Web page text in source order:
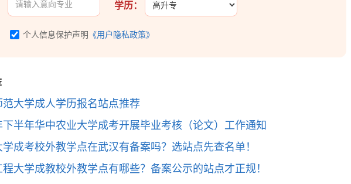
学历：
个人信息保护声明 《用户隐私政策》
范大学成人学历报名站点推荐
下半年华中农业大学成考开展毕业考核（论文）工作通知
学成考校外教学点在武汉有备案吗？选站点先查名单！
程大学成教校外教学点有哪些？备案公示的站点才正规！